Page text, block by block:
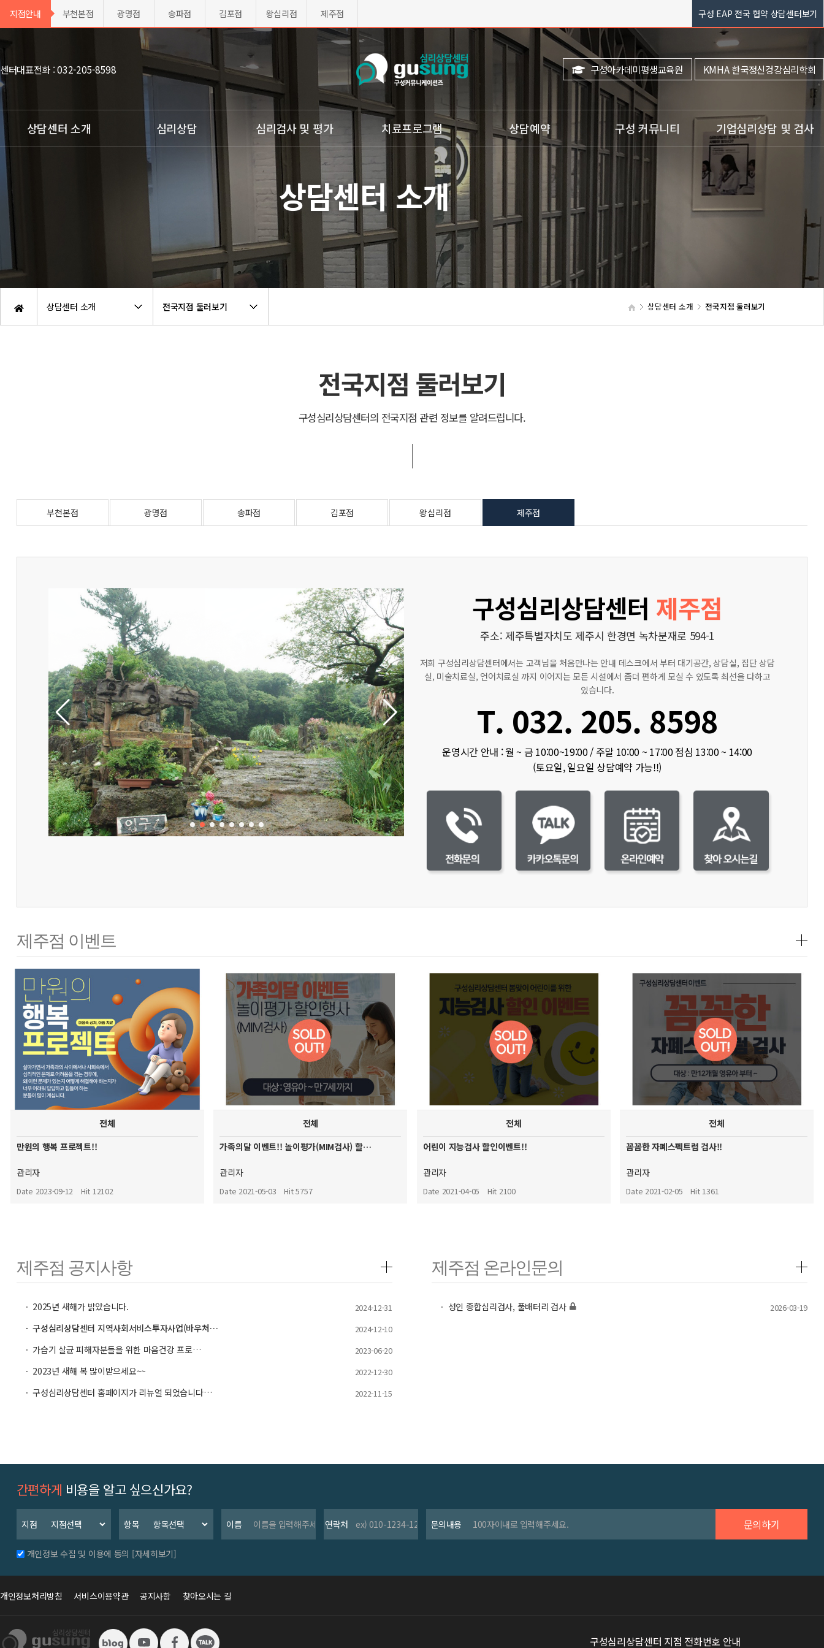
지점안내 부천본점 광명점 송파점 김포점 왕십리점 제주점 구성 EAP 전국 협약 상담센터보기
센터대표전화 : 032-205-8598 구성아카데미평생교육원 KMHA 한국정신겅강심리학회
상담센터 소개
ㆍ심리상담사 지원안내
심리상담
ㆍ아동 심리상담
심리검사 및 평가
ㆍ종합심리검사
ㆍ지능검사(웩슬러)
ㆍ부모자녀 놀이평가(MIM)
ㆍ영유아 심리검사/자폐
ㆍ주의집중력검사
ㆍ성격유형검사
ㆍ기질성격검사
ㆍ유아교육기관 검사
치료프로그램
ㆍ심리치료
ㆍ인지행동치료
ㆍ인지학습치료
ㆍ감정조절장애치료
ㆍ놀이치료
ㆍ미술치료
ㆍ언어치료
상담예약
ㆍ온라인예약
ㆍ자주하시는질문
ㆍ구성토크(화상,전화상담)
구성 커뮤니티
ㆍ공지사항
ㆍ구성이벤트
ㆍ리얼상담후기
ㆍ구성TV
기업심리상담 및 검사
ㆍ기업심리상담 EAP
ㆍEAP 상담문의
ㆍEAP 직무스트레스 검사
상담센터 소개 전국지점 둘러보기 상담센터 소개 전국지점 둘러보기
상담센터 소개
전국지점 둘러보기
구성심리상담센터의 전국지점 관련 정보를 알려드립니다.
부천본점 광명점 송파점 김포점 왕십리점 제주점
구성심리상담센터 제주점
주소: 제주특별자치도 제주시 한경면 녹차분재로 594-1
저희 구성심리상담센터에서는 고객님을 처음만나는 안내 데스크에서 부터 대기공간, 상담실, 집단 상담
실, 미술치료실, 언어치료실 까지 이어지는 모든 시설에서 좀더 편하게 모실 수 있도록 최선을 다하고
있습니다.
T. 032. 205. 8598
운영시간 안내 : 월 ~ 금 10:00~19:00 / 주말 10:00 ~ 17:00 점심 13:00 ~ 14:00
(토요일, 일요일 상담예약 가능!!)
제주점 이벤트
전체
만원의 행복 프로젝트!!
관리자
Date 2023-09-12 Hit 12102
전체
가족의달 이벤트!! 놀이평가(MIM검사) 할…
관리자
Date 2021-05-03 Hit 5757
전체
어린이 지능검사 할인이벤트!!
관리자
Date 2021-04-05 Hit 2100
전체
꼼꼼한 자폐스펙트럼 검사!!
관리자
Date 2021-02-05 Hit 1361
제주점 공지사항
ㆍ 2025년 새해가 밝았습니다. 2024-12-31
ㆍ 구성심리상담센터 지역사회서비스투자사업(바우처… 2024-12-10
ㆍ 가습기 살균 피해자분들을 위한 마음건강 프로… 2023-06-20
ㆍ 2023년 새해 복 많이받으세요~~ 2022-12-30
ㆍ 구성심리상담센터 홈페이지가 리뉴얼 되었습니다… 2022-11-15
제주점 온라인문의
ㆍ 성인 종합심리검사, 풀배터리 검사 2026-03-19
간편하게 비용을 알고 싶으신가요?
지점 항목 이름 연락처 문의내용
개인정보 수집 및 이용에 동의 [자세히보기]
개인정보처리방침 서비스이용약관 공지사항 찾아오시는 길
구성심리상담센터 지점 전화번호 안내